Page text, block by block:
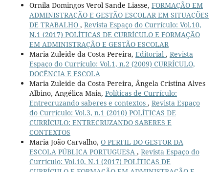
Ornila Domingos Verol Sande Liasse, FORMAÇÃO EM
ADMINISTRAÇÃO E GESTÃO ESCOLAR EM SITUAÇÕES
DE TRABALHO , Revista Espaço do Currículo: Vol.10,
N.1 (2017) POLÍTICAS DE CURRÍCULO E FORMAÇÃO
EM ADMINISTRAÇÃO E GESTÃO ESCOLAR
Maria Zuleide da Costa Pereira, Editorial , Revista
Espaço do Currículo: Vol.1, n.2 (2009) CURRÍCULO,
DOCÊNCIA E ESCOLA
Maria Zuleide da Costa Pereira, Ângela Cristina Alves
Albino, Angélica Maia, Políticas de Currículo:
Entrecruzando saberes e contextos , Revista Espaço
do Currículo: Vol.3, n.1 (2010) POLÍTICAS DE
CURRÍCULO: ENTRECRUZANDO SABERES E
CONTEXTOS
Maria João Carvalho, O PERFIL DO GESTOR DA
ESCOLA PÚBLICA PORTUGUESA , Revista Espaço do
Currículo: Vol.10, N.1 (2017) POLÍTICAS DE